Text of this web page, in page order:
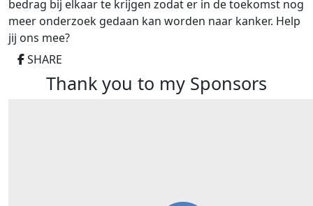
bedrag bij elkaar te krijgen zodat er in de toekomst nog
meer onderzoek gedaan kan worden naar kanker. Help
jij ons mee?
SHARE
Thank you to my Sponsors